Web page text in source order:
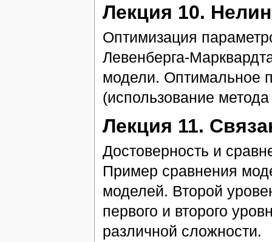
Лекция 10.
Оптимизация
Левенберга-
модели. Оптимальное
(использование
Лекция 11.
Достоверность и
Пример сравнения
моделей. Второй
первого и второго
различной сложности.